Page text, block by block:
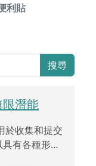
利貼
搜尋
潛能
於收集和提交
有各種形式